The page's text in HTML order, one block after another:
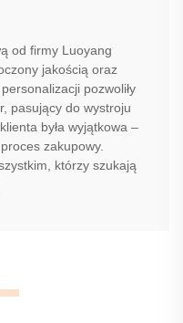
od firmy Luoyang
jakością oraz
pozwoliły
pasujący do wystroju
była wyjątkowa –
zakupowy.
którzy szukają